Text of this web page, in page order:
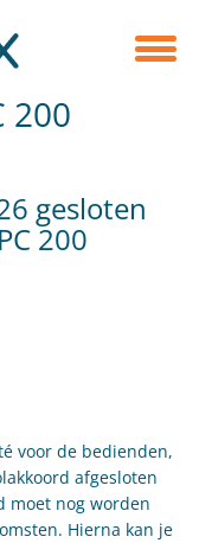
200
gesloten
200
voor de bedienden,
afgesloten
moet nog worden
Hierna kan je